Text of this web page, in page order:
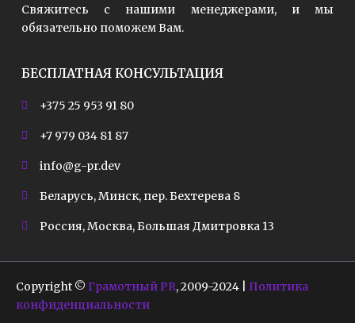
Свяжитесь с нашими менеджерами, и мы
обязательно поможем Вам.
БЕСПЛАТНАЯ КОНСУЛЬТАЦИЯ
+375 25 953 91 80
+7 979 034 81 87
info@g-pr.dev
Беларусь, Минск, пер. Бехтерева 8
Россия, Москва, Большая Дмитровка 13
Copyright © Грамотный PR, 2009-2024 | Политика
конфиденциальности